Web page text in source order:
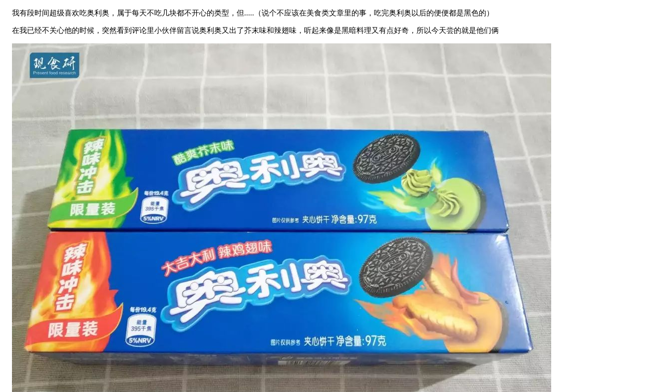
我有段时间超级喜欢吃奥利奥，属于每天不吃几块都不开心的类型，但.....（说个不应该在美食类文章里的事，吃完奥利奥以后的便便都是黑色的）
在我已经不关心他的时候，突然看到评论里小伙伴留言说奥利奥又出了芥末味和辣翅味，听起来像是黑暗料理又有点好奇，所以今天尝的就是他们俩